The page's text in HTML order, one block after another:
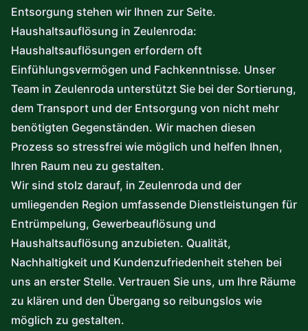
Entsorgung stehen wir Ihnen zur Seite.
Haushaltsauflösung in Zeulenroda:
Haushaltsauflösungen erfordern oft
Einfühlungsvermögen und Fachkenntnisse. Unser
Team in Zeulenroda unterstützt Sie bei der Sortierung,
dem Transport und der Entsorgung von nicht mehr
benötigten Gegenständen. Wir machen diesen
Prozess so stressfrei wie möglich und helfen Ihnen,
Ihren Raum neu zu gestalten.
Wir sind stolz darauf, in Zeulenroda und der
umliegenden Region umfassende Dienstleistungen für
Entrümpelung, Gewerbeauflösung und
Haushaltsauflösung anzubieten. Qualität,
Nachhaltigkeit und Kundenzufriedenheit stehen bei
uns an erster Stelle. Vertrauen Sie uns, um Ihre Räume
zu klären und den Übergang so reibungslos wie
möglich zu gestalten.